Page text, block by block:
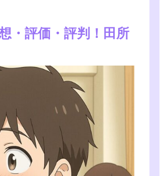
・評価・評判！田所